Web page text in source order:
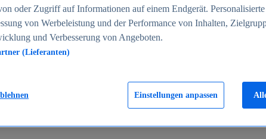
2024
in Deutschland 2005-2025
oder Zugriff auf Informationen auf einem Endgerät.
von Werbeleistung und der Performance von Inhalten,
und Verbesserung von Angeboten.
(Lieferanten)
Einstellungen anpassen